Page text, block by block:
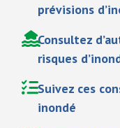
prévisions
Consultez
risques
Suivez ces
inondé